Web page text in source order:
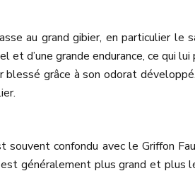
au grand gibier, en particulier
et d’une grande endurance, ce
grâce à son odorat
confondu avec le Griffon
généralement plus grand et